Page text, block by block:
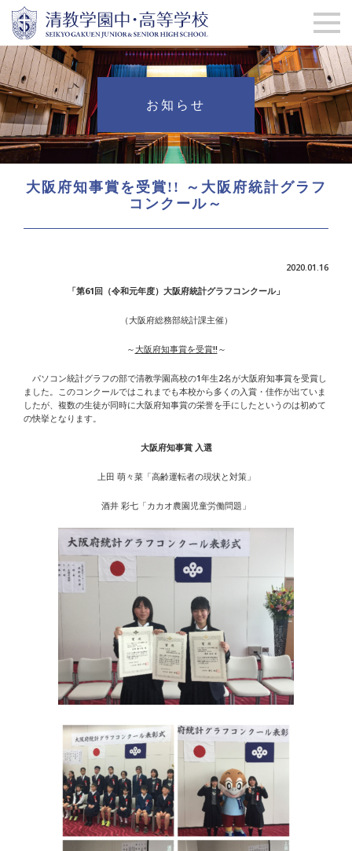
お知らせ
大阪府知事賞を受賞!! ～大阪府統計グラフ
コンクール～
2020.01.16
「第61回（令和元年度）大阪府統計グラフコンクール」
（大阪府総務部統計課主催）
～大阪府知事賞を受賞!! ～
パソコン統計グラフの部で清教学園高校の1年生2名が大阪府知事賞を受賞し
ました。このコンクールではこれまでも本校から多くの入賞・佳作が出ていま
したが、複数の生徒が同時に大阪府知事賞の栄誉を手にしたというのは初めて
の快挙となります。
大阪府知事賞 入選
上田 萌々菜「高齢運転者の現状と対策」
酒井 彩七「カカオ農園児童労働問題」